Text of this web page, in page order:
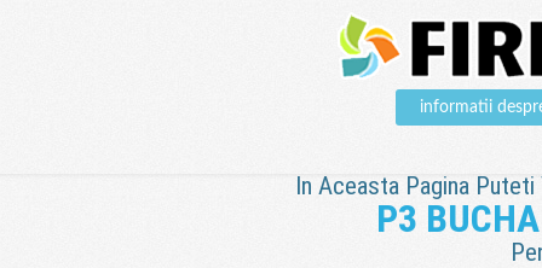
informatii
In Aceasta Pagina
P3